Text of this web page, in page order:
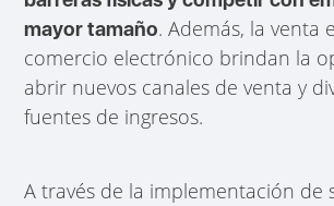
mayor tamaño. Además, la venta
comercio electrónico brindan la
abrir nuevos canales de venta y
fuentes de ingresos.
A través de la implementación de